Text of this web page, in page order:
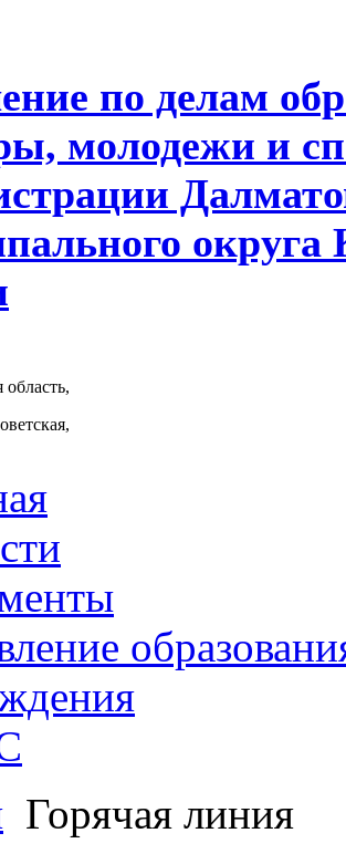
по делам
молодежи и
округа
область,
Горячая линия